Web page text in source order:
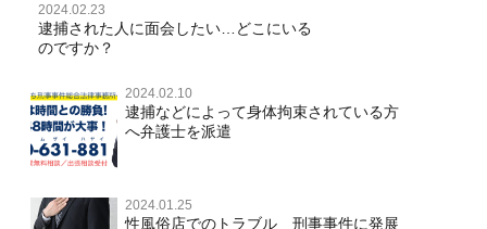
2024.02.23
逮捕された人に面会したい…どこにいる
のですか？
2024.02.10
逮捕などによって身体拘束されている方
へ弁護士を派遣
2024.01.25
性風俗店でのトラブル 刑事事件に発展